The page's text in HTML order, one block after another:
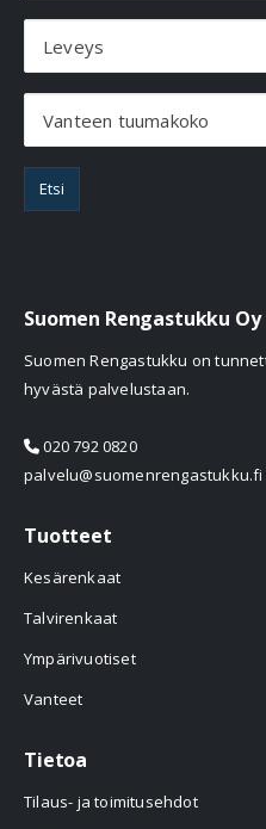
Leveys
Vanteen tuumakoko
Etsi
Suomen Rengastukku Oy
Suomen Rengastukku on
hyvästä palvelustaan.
020 792 0820
palvelu@suomenrengastukku.fi
Tuotteet
Kesärenkaat
Talvirenkaat
Ympärivuotiset
Vanteet
Tietoa
Tilaus- ja toimitusehdot